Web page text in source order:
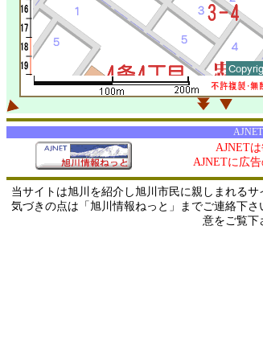
AJNET
AJNET
AJNETに広
当サイトは旭川を紹介し旭川市民に親しまれる
気づきの点は「旭川情報ねっと」までご連絡下
意をご覧下